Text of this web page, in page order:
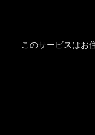
このサービスはお